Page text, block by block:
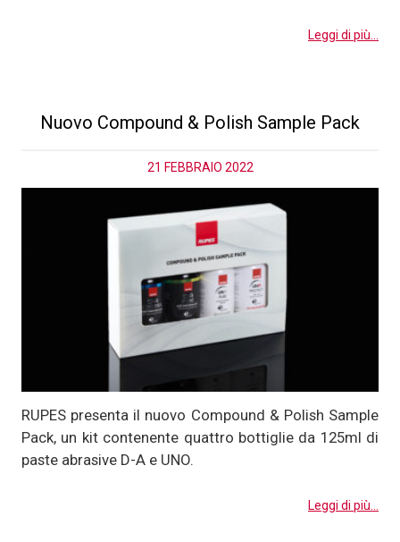
Leggi di più...
Nuovo Compound & Polish Sample Pack
21 FEBBRAIO 2022
RUPES presenta il nuovo Compound & Polish Sample
Pack, un kit contenente quattro bottiglie da 125ml di
paste abrasive D-A e UNO.
Leggi di più...